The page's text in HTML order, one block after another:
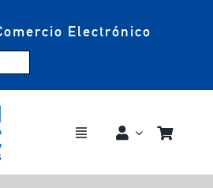
Electrónico
Toggle